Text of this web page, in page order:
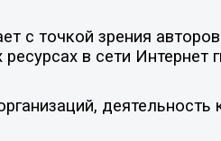
с точкой зрения
в сети Интернет
деятельность